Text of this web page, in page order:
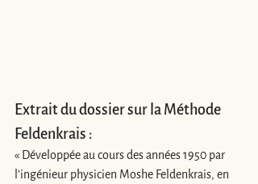
Extrait du dossier sur la Méthode
Feldenkrais :
« Développée au cours des années 1950 par
l'ingénieur physicien Moshe Feldenkrais, en